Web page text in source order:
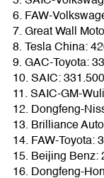
6. FAW-
7. Great Wall
8. Tesla China:
9. GAC-Toyota:
10. SAIC: 331.500
11. SAIC-GM-
12. Dongfeng-
13. Brilliance
14. FAW-Toyota:
15. Beijing Benz:
16. Dongfeng-